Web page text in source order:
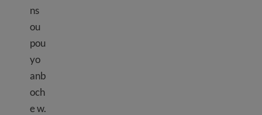
ns
ou
pou
yo
anb
och
e w.